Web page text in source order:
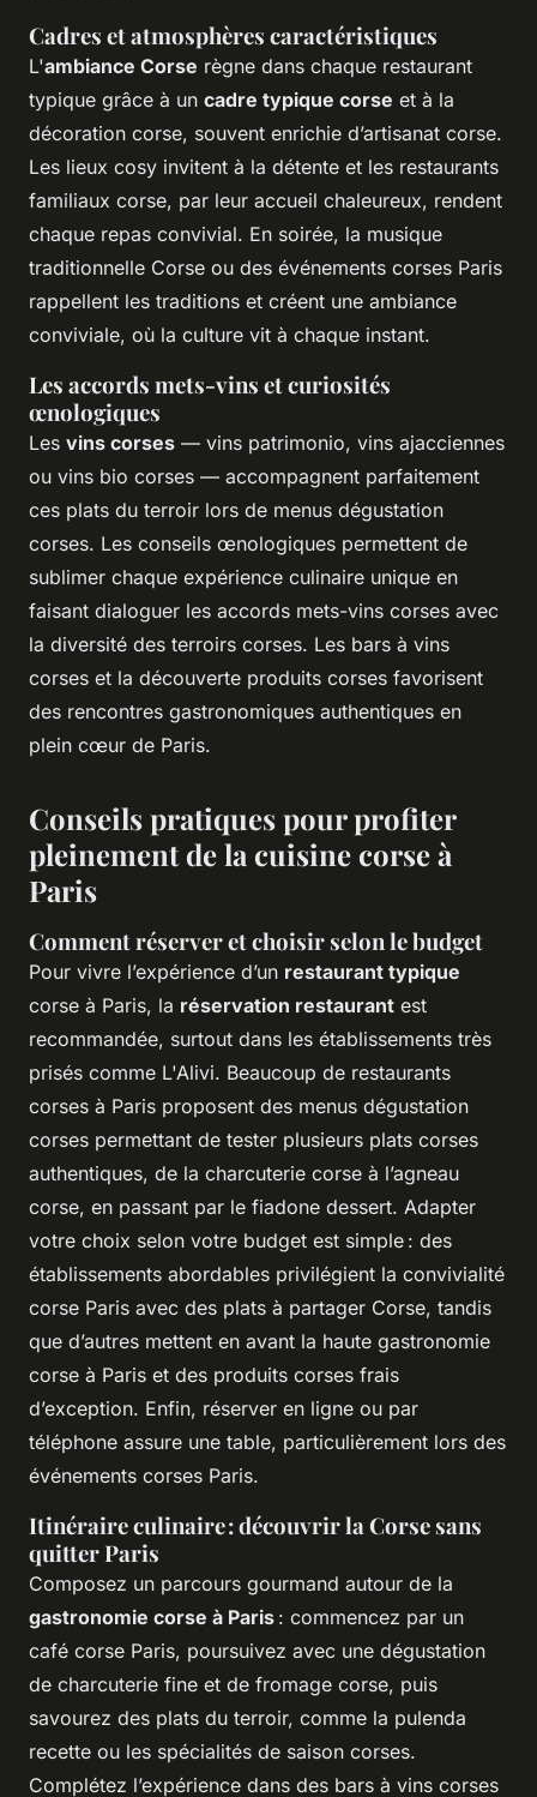
Cadres et atmosphères caractéristiques
L'ambiance Corse règne dans chaque restaurant
typique grâce à un cadre typique corse et à la
décoration corse, souvent enrichie d’artisanat corse.
Les lieux cosy invitent à la détente et les restaurants
familiaux corse, par leur accueil chaleureux, rendent
chaque repas convivial. En soirée, la musique
traditionnelle Corse ou des événements corses Paris
rappellent les traditions et créent une ambiance
conviviale, où la culture vit à chaque instant.
Les accords mets-vins et curiosités
œnologiques
Les vins corses — vins patrimonio, vins ajacciennes
ou vins bio corses — accompagnent parfaitement
ces plats du terroir lors de menus dégustation
corses. Les conseils œnologiques permettent de
sublimer chaque expérience culinaire unique en
faisant dialoguer les accords mets-vins corses avec
la diversité des terroirs corses. Les bars à vins
corses et la découverte produits corses favorisent
des rencontres gastronomiques authentiques en
plein cœur de Paris.
Conseils pratiques pour profiter
pleinement de la cuisine corse à
Paris
Comment réserver et choisir selon le budget
Pour vivre l’expérience d’un restaurant typique
corse à Paris, la réservation restaurant est
recommandée, surtout dans les établissements très
prisés comme L'Alivi. Beaucoup de restaurants
corses à Paris proposent des menus dégustation
corses permettant de tester plusieurs plats corses
authentiques, de la charcuterie corse à l’agneau
corse, en passant par le fiadone dessert. Adapter
votre choix selon votre budget est simple : des
établissements abordables privilégient la convivialité
corse Paris avec des plats à partager Corse, tandis
que d’autres mettent en avant la haute gastronomie
corse à Paris et des produits corses frais
d’exception. Enfin, réserver en ligne ou par
téléphone assure une table, particulièrement lors des
événements corses Paris.
Itinéraire culinaire : découvrir la Corse sans
quitter Paris
Composez un parcours gourmand autour de la
gastronomie corse à Paris : commencez par un
café corse Paris, poursuivez avec une dégustation
de charcuterie fine et de fromage corse, puis
savourez des plats du terroir, comme la pulenda
recette ou les spécialités de saison corses.
Complétez l’expérience dans des bars à vins corses